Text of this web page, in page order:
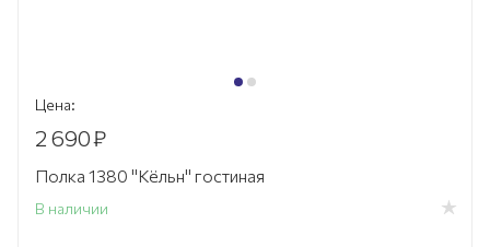
Цена:
2 690₽
Полка 1380 "Кёльн" гостиная
В наличии